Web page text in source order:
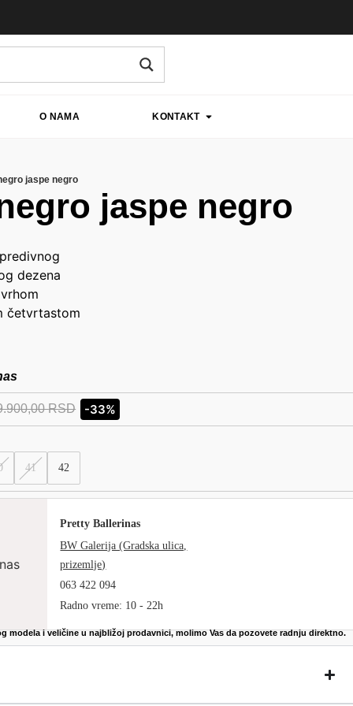
O NAMA KONTAKT
jaspe negro
jaspe negro
dezena
četvrtastom
RSD -33%
41 42
Pretty Ballerinas
BW Galerija (Gradska ulica,
prizemlje)
063 422 094
Radno vreme: 10 - 22h
modela i veličine u najbližoj prodavnici, molimo Vas da pozovete radnju direktno.